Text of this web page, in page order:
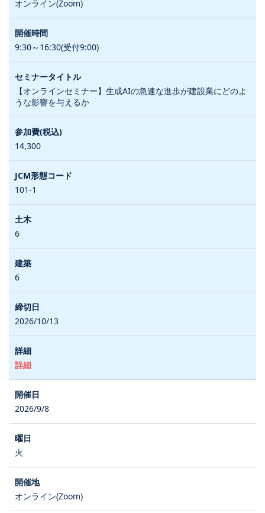
オンライン(Zoom)
9:30～16:30(受付9:00)
【オンラインセミナー】生成AIの急速な進歩が建設業にどのよ
うな影響を与えるか
14,300
101-1
6
6
2026/10/13
詳細
2026/9/8
火
オンライン(Zoom)